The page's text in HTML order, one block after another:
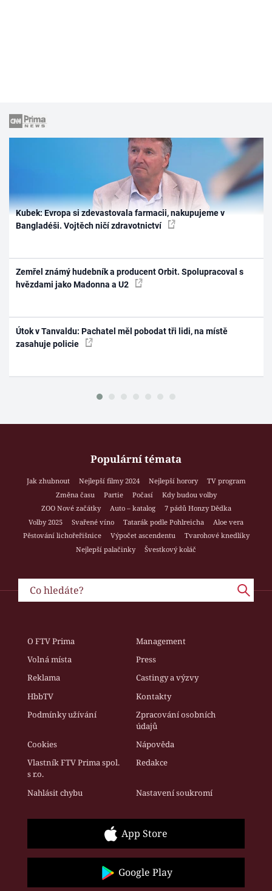
Kubek: Evropa si zdevastovala farmacii, nakupujeme v
Bangladéši. Vojtěch ničí zdravotnictví
Zemřel známý hudebník a producent Orbit. Spolupracoval s
hvězdami jako Madonna a U2
Útok v Tanvaldu: Pachatel měl pobodat tři lidi, na místě
zasahuje policie
Populární témata
Jak zhubnout Nejlepší filmy 2024 Nejlepší horory
TV program
Změna času
Partie Počasí
Kdy budou volby
ZOO Nové začátky
Auto – katalog
7 pádů Honzy Dědka
Volby 2025
Svařené víno Tatarák podle Pohlreicha
Aloe vera
Pěstování lichořeřišnice
Výpočet ascendentu
Tvarohové knedlíky
Nejlepší palačinky
Švestkový koláč
O FTV Prima
Management
Volná místa
Press
Reklama
Castingy a výzvy
HbbTV
Kontakty
Podmínky užívání
Zpracování osobních
údajů
Cookies
Nápověda
Vlastník FTV Prima spol.
s r.o.
Redakce
Nahlásit chybu Nastavení soukromí
App Store
Google Play